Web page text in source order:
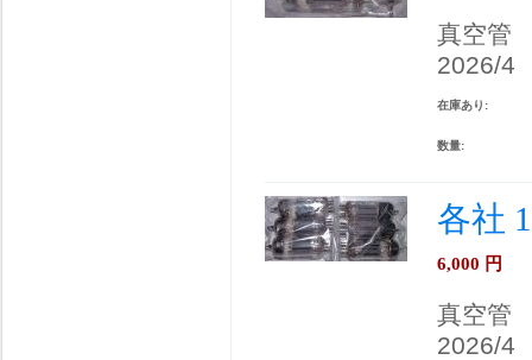
真空管
2026/4
在庫あり:
数量:
各社
6,000 円
真空管
2026/4